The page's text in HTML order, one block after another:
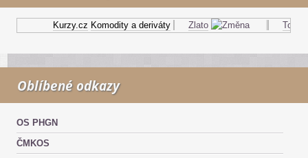
Kurzy.cz Komodity a deriváty Zlato Topný
Oblíbené odkazy
OS PHGN
ČMKOS